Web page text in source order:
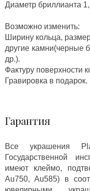
Диаметр бриллианта
Возможно изменить:
Ширину кольца,
другие камни(черные
др.).
Фактуру поверхности
Гравировка в подарок.
Гарантия
Все украшения
Государственной
имеют клеймо,
Au750, Au585) в